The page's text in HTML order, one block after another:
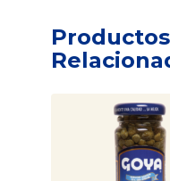
Productos